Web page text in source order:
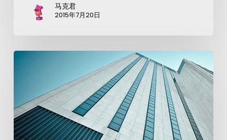
马克君
2015年7月20日